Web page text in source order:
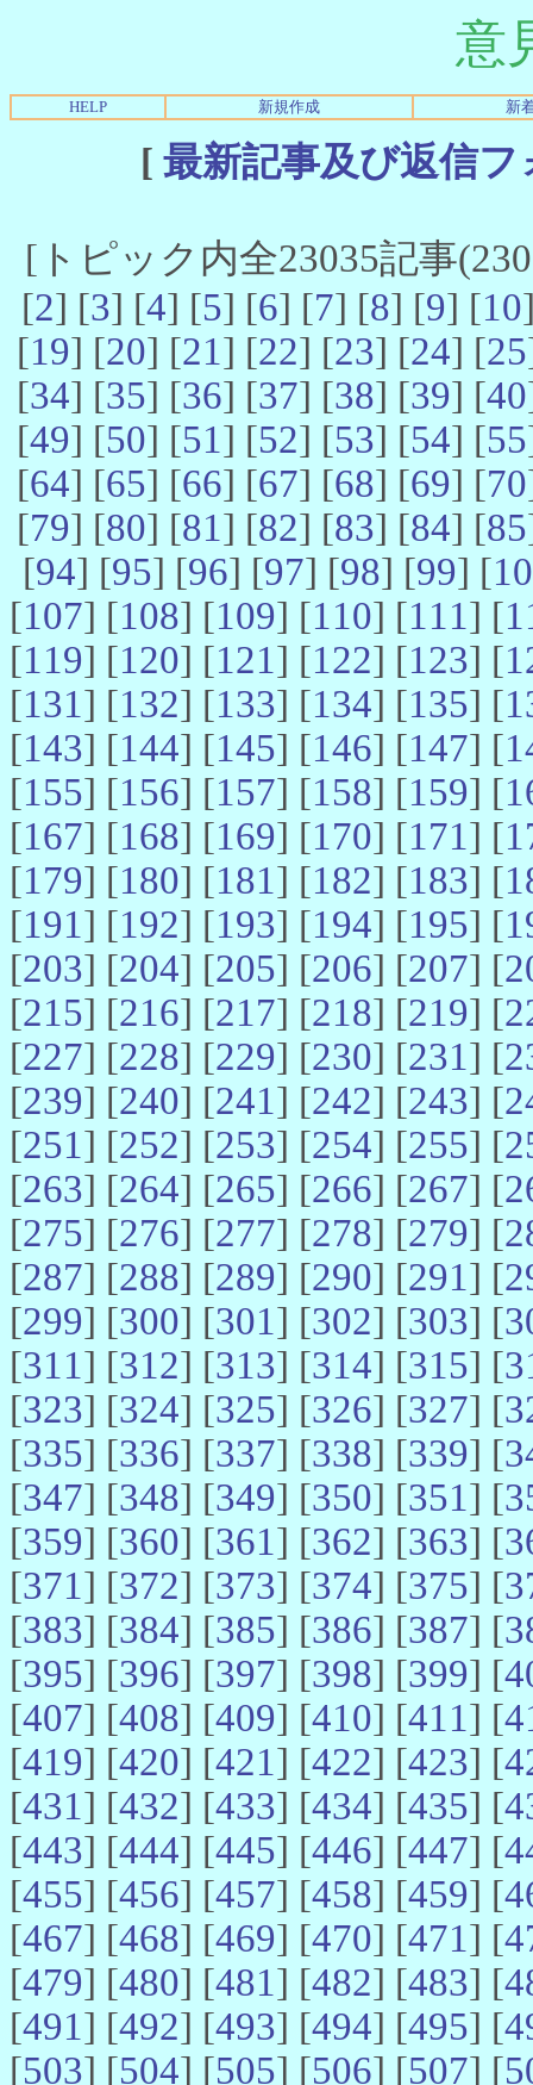
意
HELP 新規作成 新
[ 最新記事及び返信
[トピック内全23035記事
[2] [3] [4] [5] [6] [7] [8] [9] [10
[19] [20] [21] [22] [23] [24] [25
[34] [35] [36] [37] [38] [39] [40
[49] [50] [51] [52] [53] [54] [55
[64] [65] [66] [67] [68] [69] [70
[79] [80] [81] [82] [83] [84] [85
[94] [95] [96] [97] [98] [99] [
[107] [108] [109] [110] [111] [
[119] [120] [121] [122] [123] [
[131] [132] [133] [134] [135] [
[143] [144] [145] [146] [147] [
[155] [156] [157] [158] [159] [
[167] [168] [169] [170] [171] [
[179] [180] [181] [182] [183] [
[191] [192] [193] [194] [195] [
[203] [204] [205] [206] [207] [
[215] [216] [217] [218] [219] [
[227] [228] [229] [230] [231] [
[239] [240] [241] [242] [243] [
[251] [252] [253] [254] [255] [
[263] [264] [265] [266] [267] [
[275] [276] [277] [278] [279] [
[287] [288] [289] [290] [291] [
[299] [300] [301] [302] [303] [
[311] [312] [313] [314] [315] [
[323] [324] [325] [326] [327] [
[335] [336] [337] [338] [339] [
[347] [348] [349] [350] [351] [
[359] [360] [361] [362] [363] [
[371] [372] [373] [374] [375] [
[383] [384] [385] [386] [387] [
[395] [396] [397] [398] [399] [
[407] [408] [409] [410] [411] [
[419] [420] [421] [422] [423] [
[431] [432] [433] [434] [435] [
[443] [444] [445] [446] [447] [
[455] [456] [457] [458] [459] [
[467] [468] [469] [470] [471] [
[479] [480] [481] [482] [483] [
[491] [492] [493] [494] [495] [
[503] [504] [505] [506] [507] [